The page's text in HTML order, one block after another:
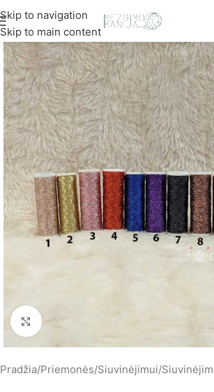
Skip to navigation
Skip to main content
eur!
Spustelėkite, norėdami padidinti
Pradžia/Priemonės/Siuvinėjimui/